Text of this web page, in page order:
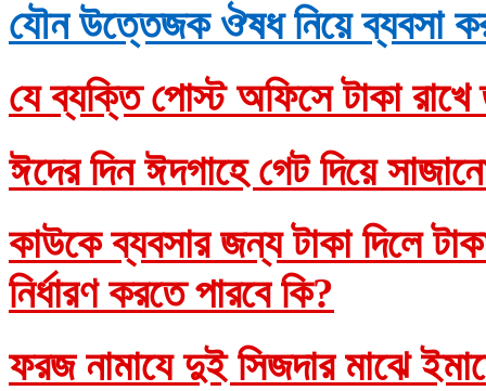
যৌন উত্তেজক ঔষধ নিয়ে ব্যবসা
যে ব্যক্তি পোস্ট অফিসে টাকা রাখে
ঈদের দিন ঈদগাহে গেট দিয়ে
কাউকে ব্যবসার জন্য টাকা দিলে
নির্ধারণ করতে পারবে কি?
ফরজ নামাযে দুই সিজদার মাঝে